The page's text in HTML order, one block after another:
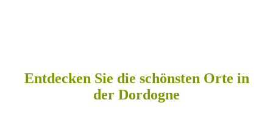
Entdecken Sie die schönsten Orte in
der Dordogne